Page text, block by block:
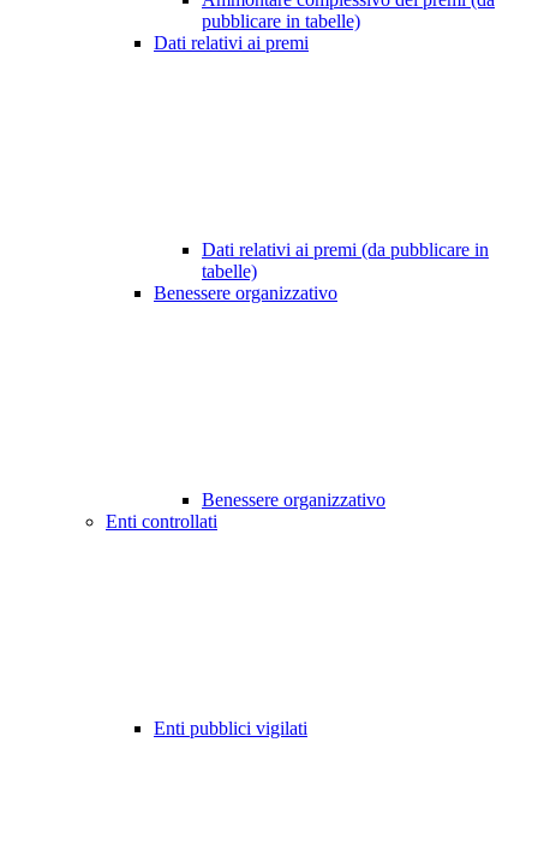
pubblicare in tabelle)
Dati relativi ai premi
Dati relativi ai premi (da pubblicare in
tabelle)
Benessere organizzativo
Benessere organizzativo
Enti controllati
Enti pubblici vigilati